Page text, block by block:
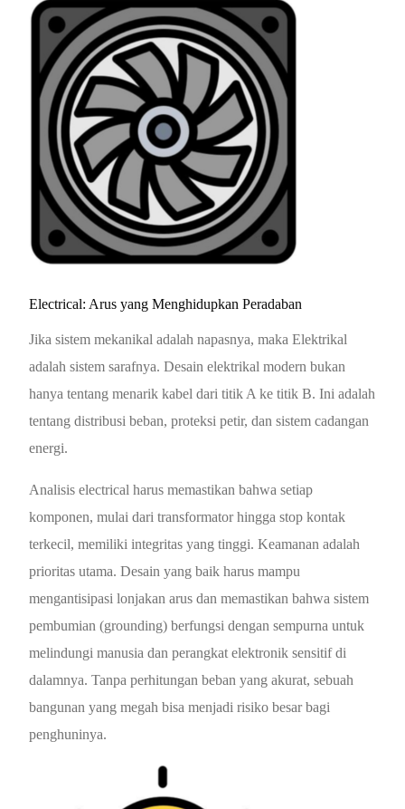
Electrical: Arus yang Menghidupkan Peradaban
Jika sistem mekanikal adalah napasnya, maka Elektrikal
adalah sistem sarafnya. Desain elektrikal modern bukan
hanya tentang menarik kabel dari titik A ke titik B. Ini adalah
tentang distribusi beban, proteksi petir, dan sistem cadangan
energi.
Analisis electrical harus memastikan bahwa setiap
komponen, mulai dari transformator hingga stop kontak
terkecil, memiliki integritas yang tinggi. Keamanan adalah
prioritas utama. Desain yang baik harus mampu
mengantisipasi lonjakan arus dan memastikan bahwa sistem
pembumian (grounding) berfungsi dengan sempurna untuk
melindungi manusia dan perangkat elektronik sensitif di
dalamnya. Tanpa perhitungan beban yang akurat, sebuah
bangunan yang megah bisa menjadi risiko besar bagi
penghuninya.